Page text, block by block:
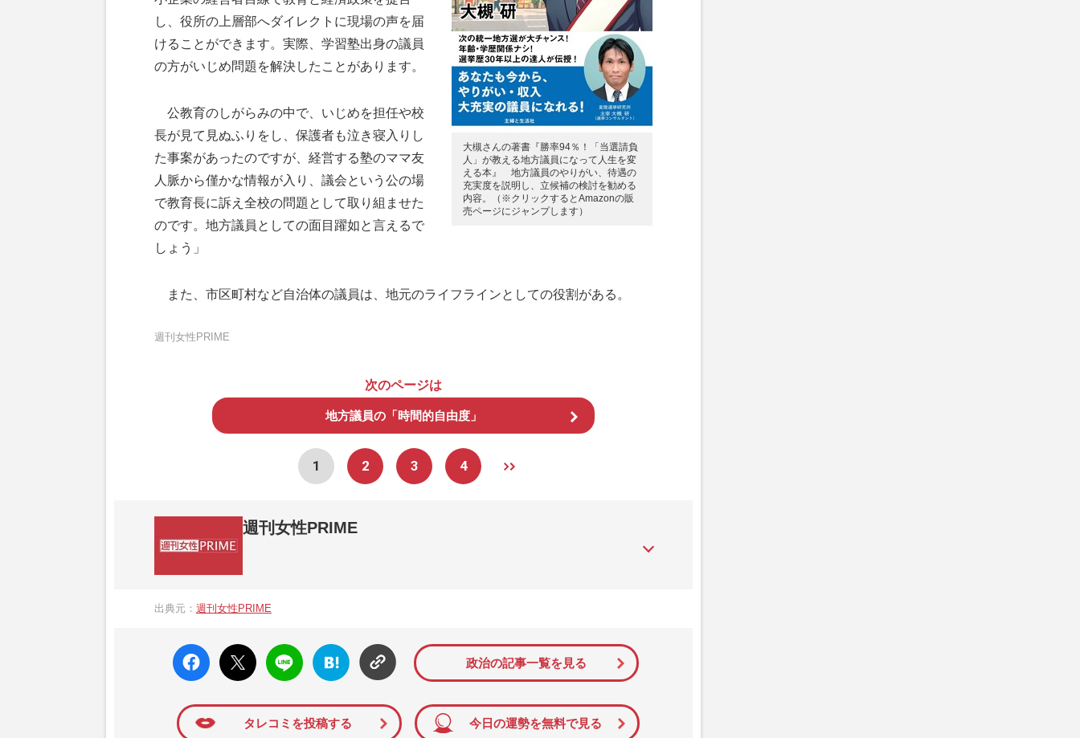
大槻さんの著書『勝率94％！「当選請負
人」が教える地方議員になって人生を変
える本』 地方議員のやりがい、待遇の
充実度を説明し、立候補の検討を勧める
内容。（※クリックするとAmazonの販
売ページにジャンプします）
し、役所の上層部へダイレクトに現場の声を届
けることができます。実際、学習塾出身の議員
の方がいじめ問題を解決したことがあります。
公教育のしがらみの中で、いじめを担任や校
長が見て見ぬふりをし、保護者も泣き寝入りし
た事案があったのですが、経営する塾のママ友
人脈から僅かな情報が入り、議会という公の場
で教育長に訴え全校の問題として取り組ませた
のです。地方議員としての面目躍如と言えるで
しょう」
また、市区町村など自治体の議員は、地元のライフラインとしての役割がある。
週刊女性PRIME
次のページは
地方議員の「時間的自由度」
1 2 3 4
週刊女性PRIME
か、女性週刊誌『週刊女性』の誌面に掲載された記事から、インターネット利用者層にとって特に関心の
出典元： 週刊女性PRIME
faceboo
k いい
ね
X ポス
ト
LINE
はてな
ブック
マーク
政治の記事一覧を見る
タレコミを投稿する 今日の運勢を無料で見る